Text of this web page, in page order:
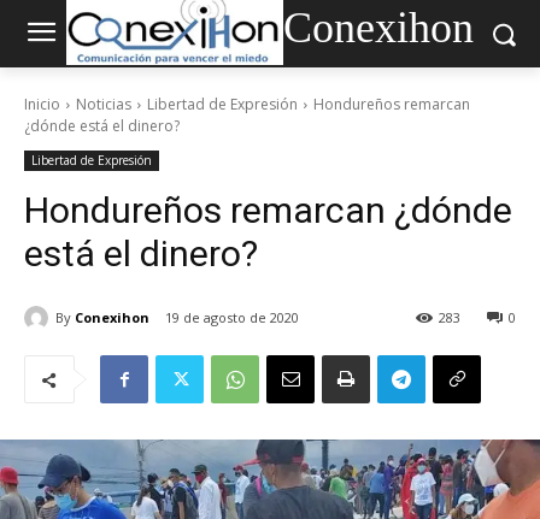
Conexihon
Inicio Noticias Libertad de Expresión
Hondureños remarcan
¿dónde está el dinero?
Libertad de Expresión
Hondureños remarcan ¿dónde
está el dinero?
By Conexihon 19 de agosto de 2020 0
283